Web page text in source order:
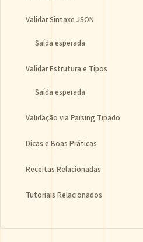
Validar Sintaxe JSON
Saída esperada
Validar Estrutura e Tipos
Saída esperada
Validação via Parsing Tipado
Dicas e Boas Práticas
Receitas Relacionadas
Tutoriais Relacionados